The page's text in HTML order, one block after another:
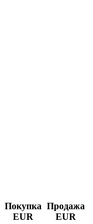
Покупка
EUR
Продажа
EUR